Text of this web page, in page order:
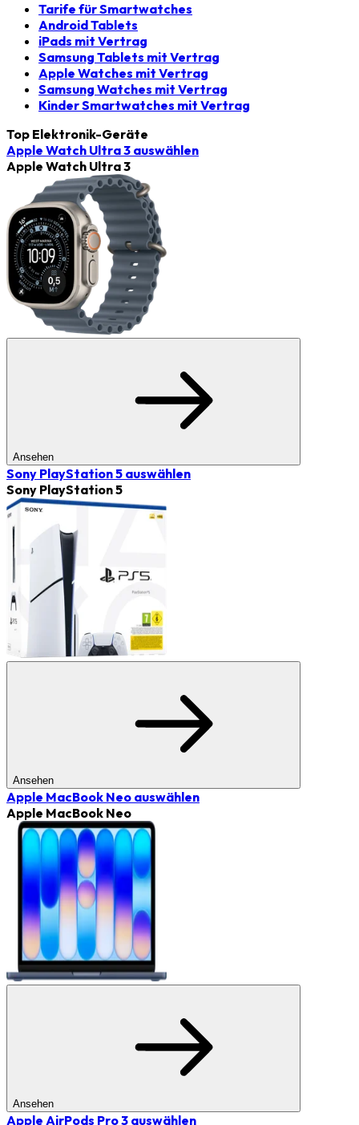
Tarife für Smartwatches
Android Tablets
iPads mit Vertrag
Samsung Tablets mit Vertrag
Apple Watches mit Vertrag
Samsung Watches mit Vertrag
Kinder Smartwatches mit Vertrag
Top Elektronik-Geräte
Apple Watch Ultra 3 auswählen
Apple Watch Ultra 3
Ansehen
Sony PlayStation 5 auswählen
Sony PlayStation 5
Ansehen
Apple MacBook Neo auswählen
Apple MacBook Neo
Ansehen
Apple AirPods Pro 3 auswählen